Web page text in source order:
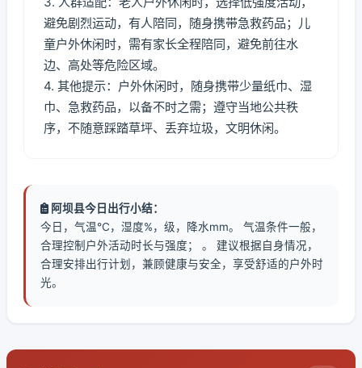
避免剧烈运动，有人陪同，随身携带急救药品；儿
童户外休闲时，需有家长全程陪同，避免前往水
边、高处等危险区域。
4. 其他提示：户外休闲时，随身携带少量纸巾、湿
巾、急救药品，以备不时之需；遵守当地公共秩
序，不随意踩踏草坪、丢弃垃圾，文明休闲。
阿坝县今日出行小结：
今日，气温℃，湿度%，级，降水mm。 气温条件一般，
合理控制户外活动时长与强度； 。 建议根据自身情况，
合理安排出行计划，兼顾健康与安全，享受舒适的户外时
光。